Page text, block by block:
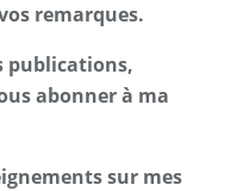
remarques.
publications,
abonner à ma
sur mes